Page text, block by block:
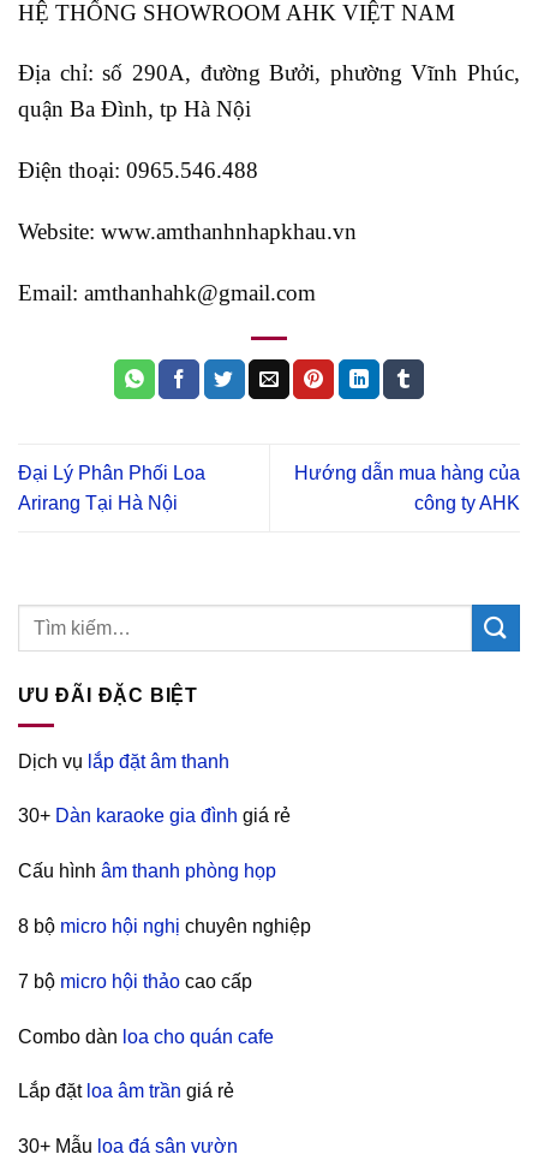
HỆ THỐNG SHOWROOM AHK VIỆT NAM
Địa chỉ: số 290A, đường Bưởi, phường Vĩnh Phúc,
quận Ba Đình, tp Hà Nội
Điện thoại: 0965.546.488
Website: www.amthanhnhapkhau.vn
Email: amthanhahk@gmail.com
Đại Lý Phân Phối Loa
Arirang Tại Hà Nội
Hướng dẫn mua hàng của
công ty AHK
ƯU ĐÃI ĐẶC BIỆT
Dịch vụ lắp đặt âm thanh
30+ Dàn karaoke gia đình giá rẻ
Cấu hình âm thanh phòng họp
8 bộ micro hội nghị chuyên nghiệp
7 bộ micro hội thảo cao cấp
Combo dàn loa cho quán cafe
Lắp đặt loa âm trần giá rẻ
30+ Mẫu loa đá sân vườn